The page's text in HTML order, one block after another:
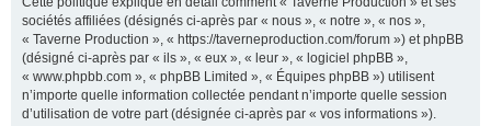
sociétés affiliées (désignés ci-après par « nous », « notre », « nos »,
« Taverne Production », « https://taverneproduction.com/forum ») et phpBB
(désigné ci-après par « ils », « eux », « leur », « logiciel phpBB »,
« www.phpbb.com », « phpBB Limited », « Équipes phpBB ») utilisent
n’importe quelle information collectée pendant n’importe quelle session
d’utilisation de votre part (désignée ci-après par « vos informations »).